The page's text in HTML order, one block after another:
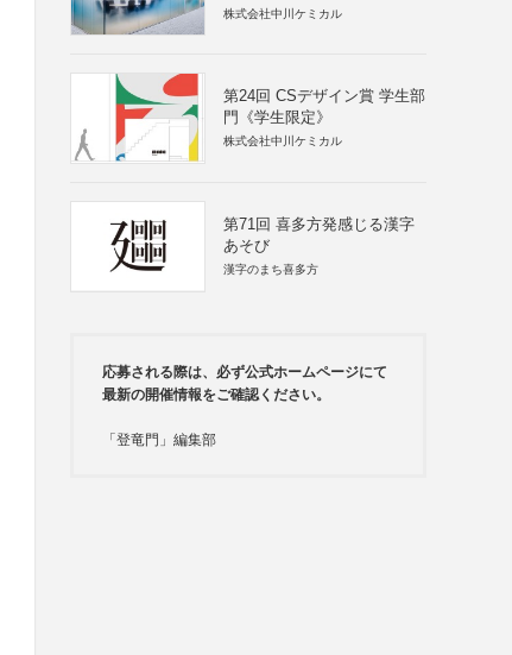
株式会社中川ケミカル
第24回 CSデザイン賞 学生部
門《学生限定》
株式会社中川ケミカル
第71回 喜多方発感じる漢字
あそび
漢字のまち喜多方
応募される際は、必ず公式ホームページにて
最新の開催情報をご確認ください。
「登竜門」編集部